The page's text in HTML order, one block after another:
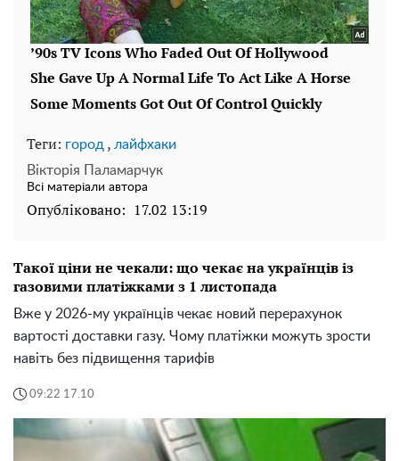
Теги: город , лайфхаки
Вікторія Паламарчук
Всі матеріали автора
Опубліковано: 17.02 13:19
Такої ціни не чекали: що чекає на українців із
газовими платіжками з 1 листопада
Вже у 2026-му українців чекає новий перерахунок
вартості доставки газу. Чому платіжки можуть зрости
навіть без підвищення тарифів
09:22 17.10